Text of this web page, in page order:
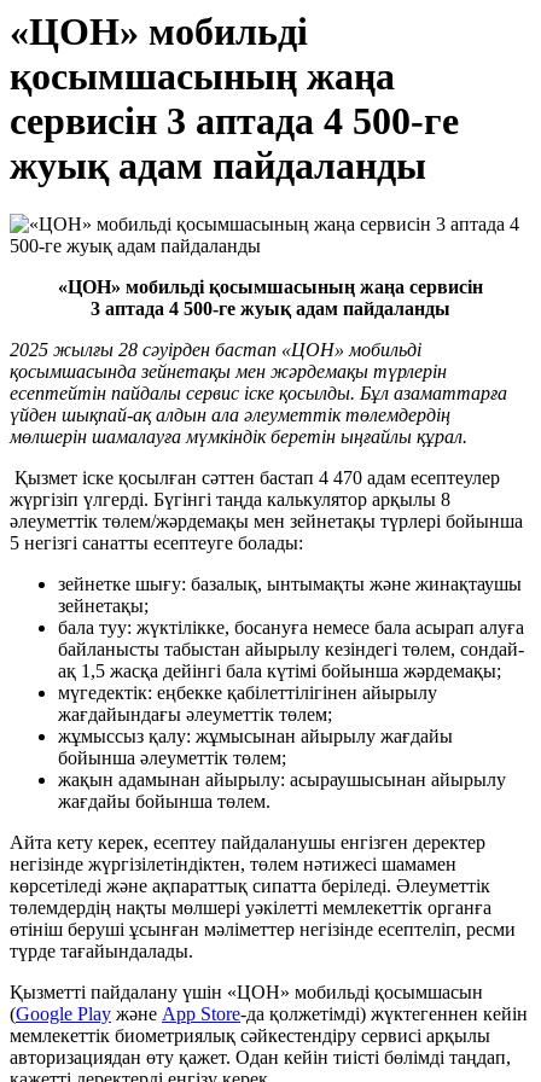
«ЦОН» мобильді
қосымшасының жаңа
сервисін 3 аптада 4 500-ге
жуық адам пайдаланды
«ЦОН» мобильді қосымшасының жаңа сервисін
3 аптада 4 500-ге жуық адам пайдаланды
2025 жылғы 28 сәуірден бастап «ЦОН» мобильді
қосымшасында зейнетақы мен жәрдемақы түрлерін
есептейтін пайдалы сервис іске қосылды. Бұл азаматтарға
үйден шықпай-ақ алдын ала әлеуметтік төлемдердің
мөлшерін шамалауға мүмкіндік беретін ыңғайлы құрал.
Қызмет іске қосылған сәттен бастап 4 470 адам есептеулер
жүргізіп үлгерді. Бүгінгі таңда калькулятор арқылы 8
әлеуметтік төлем/жәрдемақы мен зейнетақы түрлері бойынша
5 негізгі санатты есептеуге болады:
зейнетке шығу: базалық, ынтымақты және жинақтаушы
зейнетақы;
бала туу: жүктілікке, босануға немесе бала асырап алуға
байланысты табыстан айырылу кезіндегі төлем, сондай-
ақ 1,5 жасқа дейінгі бала күтімі бойынша жәрдемақы;
мүгедектік: еңбекке қабілеттілігінен айырылу
жағдайындағы әлеуметтік төлем;
жұмыссыз қалу: жұмысынан айырылу жағдайы
бойынша әлеуметтік төлем;
жақын адамынан айырылу: асыраушысынан айырылу
жағдайы бойынша төлем.
Айта кету керек, есептеу пайдаланушы енгізген деректер
негізінде жүргізілетіндіктен, төлем нәтижесі шамамен
көрсетіледі және ақпараттық сипатта беріледі. Әлеуметтік
төлемдердің нақты мөлшері уәкілетті мемлекеттік органға
өтініш беруші ұсынған мәліметтер негізінде есептеліп, ресми
түрде тағайындалады.
Қызметті пайдалану үшін «ЦОН» мобильді қосымшасын
(Google Play және App Store-да қолжетімді) жүктегеннен кейін
мемлекеттік биометриялық сәйкестендіру сервисі арқылы
авторизациядан өту қажет. Одан кейін тиісті бөлімді таңдап,